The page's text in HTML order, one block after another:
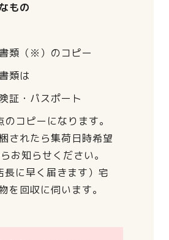
もの
類（※）のコピー
類は
証・パスポート
コピーになります。
されたら集荷日時希望
お知らせください。
に早く届きます） 宅
を回収に伺います。